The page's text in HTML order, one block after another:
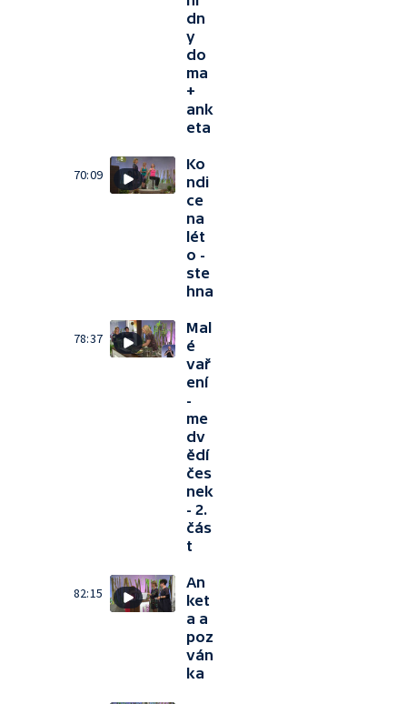
dn
y
do
ma
+
ank
eta
70:09
Ko
ndi
ce
na
lét
o -
ste
hna
78:37
Mal
é
vař
ení
-
me
dv
ědí
čes
nek
- 2.
čás
t
82:15
An
ket
a a
poz
ván
ka